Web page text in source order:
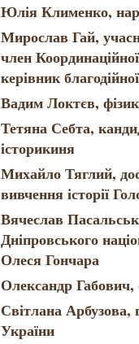
Юлія Клименко,
Мирослав Гай,
член
керівник
Вадим Локтєв,
Тетяна Себта,
історикиня
Михайло Тяглий,
вивчення історії
Вячеслав
Дніпровського
Олеся Гончара
Олександр Габович,
Світлана
України